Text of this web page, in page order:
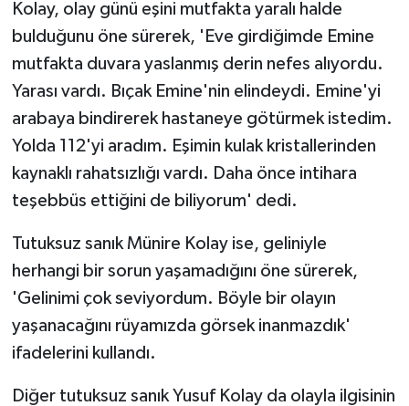
Kolay, olay günü eşini mutfakta yaralı halde
bulduğunu öne sürerek, 'Eve girdiğimde Emine
mutfakta duvara yaslanmış derin nefes alıyordu.
Yarası vardı. Bıçak Emine'nin elindeydi. Emine'yi
arabaya bindirerek hastaneye götürmek istedim.
Yolda 112'yi aradım. Eşimin kulak kristallerinden
kaynaklı rahatsızlığı vardı. Daha önce intihara
teşebbüs ettiğini de biliyorum' dedi.
Tutuksuz sanık Münire Kolay ise, geliniyle
herhangi bir sorun yaşamadığını öne sürerek,
'Gelinimi çok seviyordum. Böyle bir olayın
yaşanacağını rüyamızda görsek inanmazdık'
ifadelerini kullandı.
Diğer tutuksuz sanık Yusuf Kolay da olayla ilgisinin